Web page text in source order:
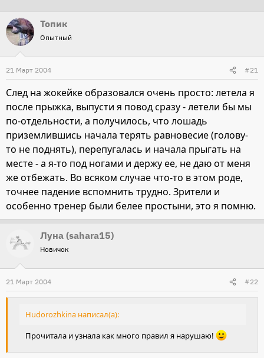
о
р
т
е
ы
а
н
а
л
а
Топик
Опытный
21 Март 2004 #21
След на жокейке образовался очень просто: летела я
после прыжка, выпусти я повод сразу - летели бы мы
по-отдельности, а получилось, что лошадь
приземлившись начала терять равновесие (голову-
то не поднять), перепугалась и начала прыгать на
месте - а я-то под ногами и держу ее, не даю от меня
же отбежать. Во всяком случае что-то в этом роде,
точнее падение вспомнить трудно. Зрители и
особенно тренер были белее простыни, это я помню.
Луна (sahara15)
Новичок
21 Март 2004 #22
Hudorozhkina написал(а):
Прочитала и узнала как много правил я нарушаю!